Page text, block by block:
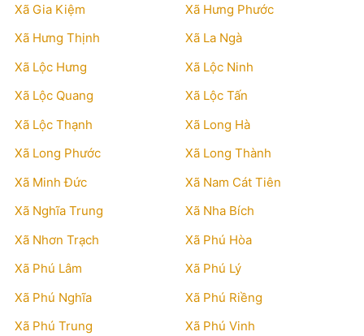
Xã Gia Kiệm
Xã Hưng Phước
Xã Hưng Thịnh
Xã La Ngà
Xã Lộc Hưng
Xã Lộc Ninh
Xã Lộc Quang
Xã Lộc Tấn
Xã Lộc Thạnh
Xã Long Hà
Xã Long Phước
Xã Long Thành
Xã Minh Đức
Xã Nam Cát Tiên
Xã Nghĩa Trung
Xã Nha Bích
Xã Nhơn Trạch
Xã Phú Hòa
Xã Phú Lâm
Xã Phú Lý
Xã Phú Nghĩa
Xã Phú Riềng
Xã Phú Trung
Xã Phú Vinh